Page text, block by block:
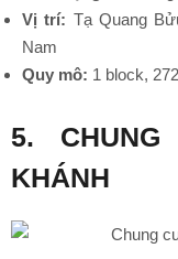
Vị trí: Tạ Quang
Nam
Quy mô: 1 block,
5.
KHÁNH